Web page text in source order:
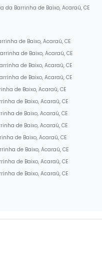
Barrinha de Baixo, Acaraú, CE
de Baixo, Acaraú, CE
de Baixo, Acaraú, CE
de Baixo, Acaraú, CE
de Baixo, Acaraú, CE
de Baixo, Acaraú, CE
de Baixo, Acaraú, CE
de Baixo, Acaraú, CE
de Baixo, Acaraú, CE
de Baixo, Acaraú, CE
de Baixo, Acaraú, CE
de Baixo, Acaraú, CE
de Baixo, Acaraú, CE